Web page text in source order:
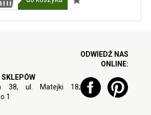
38, ul. Matejki 18;
1
ODWIEDŹ NAS
ONLINE: